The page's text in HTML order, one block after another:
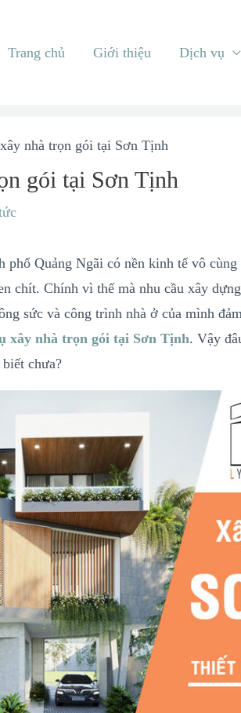
Trang chủ Giới thiệu Dịch vụ
nhà trọn gói tại Sơn Tịnh
gói tại Sơn Tịnh
phố Quảng Ngãi có nền kinh tế vô
chít. Chính vì thế mà nhu cầu xây
sức và công trình nhà ở của mình
xây nhà trọn gói tại Sơn Tịnh. Vậy
chưa?